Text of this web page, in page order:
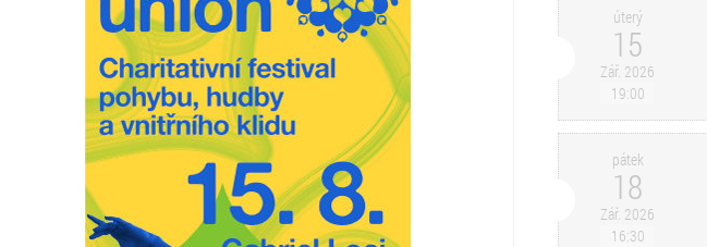
úterý
15
Zář. 2026
19:00
pátek
18
Zář. 2026
16:30